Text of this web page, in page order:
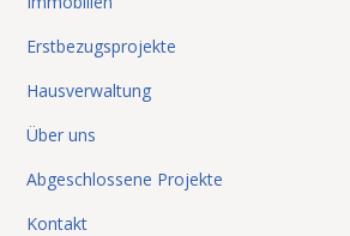
Erstbezugsprojekte
Hausverwaltung
Über uns
Abgeschlossene Projekte
Kontakt